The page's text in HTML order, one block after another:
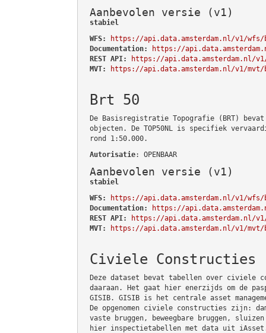
Aanbevolen versie (v1)
stabiel
WFS:
https://api.data.amsterdam.nl/v1/wfs/
Documentation:
https://
REST API:
https://api.data.amsterdam.nl/
MVT:
https://api.data.amsterdam.nl/v1/mvt/
Brt 50
De Basisregistratie Topografie (BRT)
objecten. De TOP50NL is specifiek
rond 1:50.000.
Autorisatie: OPENBAAR
Aanbevolen versie (v1)
stabiel
WFS:
https://api.data.amsterdam.nl/v1/wfs/
Documentation:
https://
REST API:
https://api.data.amsterdam.nl/
MVT:
https://api.data.amsterdam.nl/v1/mvt/
Civiele Constructies
Deze dataset bevat tabellen over civiele
daaraan. Het gaat hier enerzijds om de
GISIB. GISIB is het centrale asset
De opgenomen civiele constructies zijn:
vaste bruggen, beweegbare bruggen,
hier inspectietabellen met data uit